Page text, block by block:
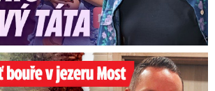
Most: Zemřel táta Dominik (†28)